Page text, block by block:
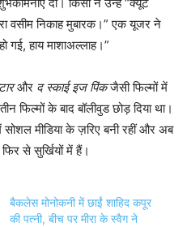
वसीम निकाह मुबारक।” एक यूजर ने
गई, हाय माशाअल्लाह।”
और द स्काई इज पिंकजैसी फिल्मों में
फिल्मों के बाद बॉलीवुड छोड़ दिया था।
मीडिया के ज़रिए बनी रहीं और अब
से सुर्खियों में हैं।
बैकलेस मोनोकनी में छाईं शाहिद कपूर
की पत्नी, बीच पर मीरा के स्वैग ने